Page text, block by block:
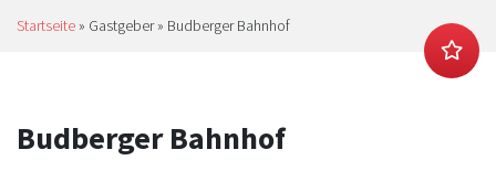
Startseite » Gastgeber» Budberger Bahnhof
Budberger Bahnhof